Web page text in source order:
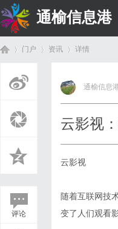
通榆信息港
门户 资讯
›
详情
评论
通榆信息
云影视
云影视
随着互联网技
变了人们观看